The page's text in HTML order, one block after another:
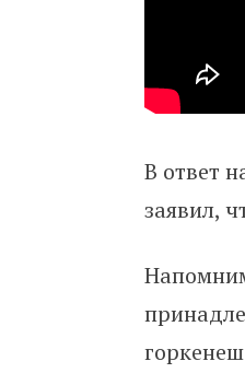
В ответ
заявил,